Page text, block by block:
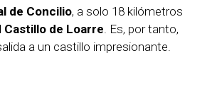
de Concilio, a solo 18 kilómetros
Castillo de Loarre. Es, por tanto,
a un castillo impresionante.